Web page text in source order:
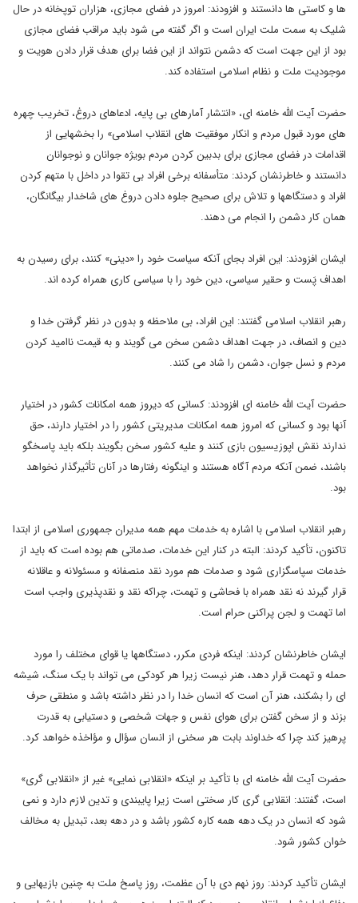
ها و کاستی ها دانستند و افزودند: امروز در فضای مجازی، هزاران توپخانه در حال
شلیک به سمت ملت ایران است و اگر گفته می شود باید مراقب فضای مجازی
بود از این جهت است که دشمن نتواند از این فضا برای هدف قرار دادن هویت و
موجودیت ملت و نظام اسلامی استفاده کند.
حضرت آیت الله خامنه ای، «انتشار آمارهای بی پایه، ادعاهای دروغ، تخریب چهره
های مورد قبول مردم و انکار موفقیت های انقلاب اسلامی» را بخشهایی از
اقدامات در فضای مجازی برای بدبین کردن مردم بویژه جوانان و نوجوانان
دانستند و خاطرنشان کردند: متأسفانه برخی افراد بی تقوا در داخل با متهم کردن
افراد و دستگاهها و تلاش برای صحیح جلوه دادن دروغ های شاخدار بیگانگان،
همان کار دشمن را انجام می دهند.
ایشان افزودند: این افراد بجای آنکه سیاست خود را «دینی» کنند، برای رسیدن به
اهداف پَست و حقیر سیاسی، دین خود را با سیاسی کاری همراه کرده اند.
رهبر انقلاب اسلامی گفتند: این افراد، بی ملاحظه و بدون در نظر گرفتن خدا و
دین و انصاف، در جهت اهداف دشمن سخن می گویند و به قیمت ناامید کردن
مردم و نسل جوان، دشمن را شاد می کنند.
حضرت آیت الله خامنه ای افزودند: کسانی که دیروز همه امکانات کشور در اختیار
آنها بود و کسانی که امروز همه امکانات مدیریتی کشور را در اختیار دارند، حق
ندارند نقش اپوزیسیون بازی کنند و علیه کشور سخن بگویند بلکه باید پاسخگو
باشند، ضمن آنکه مردم آگاه هستند و اینگونه رفتارها در آنان تأثیرگذار نخواهد
بود.
رهبر انقلاب اسلامی با اشاره به خدمات مهم همه مدیران جمهوری اسلامی از ابتدا
تاکنون، تأکید کردند: البته در کنار این خدمات، صدماتی هم بوده است که باید از
خدمات سپاسگزاری شود و صدمات هم مورد نقد منصفانه و مسئولانه و عاقلانه
قرار گیرند نه نقد همراه با فحاشی و تهمت، چراکه نقد و نقدپذیری واجب است
اما تهمت و لجن پراکنی حرام است.
ایشان خاطرنشان کردند: اینکه فردی مکرر، دستگاهها یا قوای مختلف را مورد
حمله و تهمت قرار دهد، هنر نیست زیرا هر کودکی می تواند با یک سنگ، شیشه
ای را بشکند، هنر آن است که انسان خدا را در نظر داشته باشد و منطقی حرف
بزند و از سخن گفتن برای هوای نفس و جهات شخصی و دستیابی به قدرت
پرهیز کند چرا که خداوند بابت هر سخنی از انسان سؤال و مؤاخذه خواهد کرد.
حضرت آیت الله خامنه ای با تأکید بر اینکه «انقلابی نمایی» غیر از «انقلابی گری»
است، گفتند: انقلابی گری کار سختی است زیرا پایبندی و تدین لازم دارد و نمی
شود که انسان در یک دهه همه کاره کشور باشد و در دهه بعد، تبدیل به مخالف
خوان کشور شود.
ایشان تأکید کردند: روز نهم دی با آن عظمت، روز پاسخ ملت به چنین بازیهایی و